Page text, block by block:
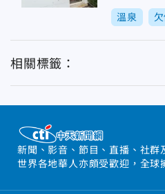
溫泉
相關標籤：
新聞、影音、節目、直播、社
世界各地華人亦頗受歡迎，全球